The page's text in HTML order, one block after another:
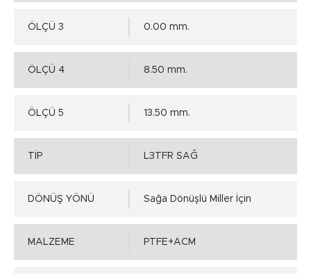
ÖLÇÜ 3 0.00 mm.
ÖLÇÜ 4 8.50 mm.
ÖLÇÜ 5 13.50 mm.
TİP L3TFR SAĞ
DÖNÜŞ YÖNÜ Sağa Dönüşlü Miller İçin
MALZEME PTFE+ACM